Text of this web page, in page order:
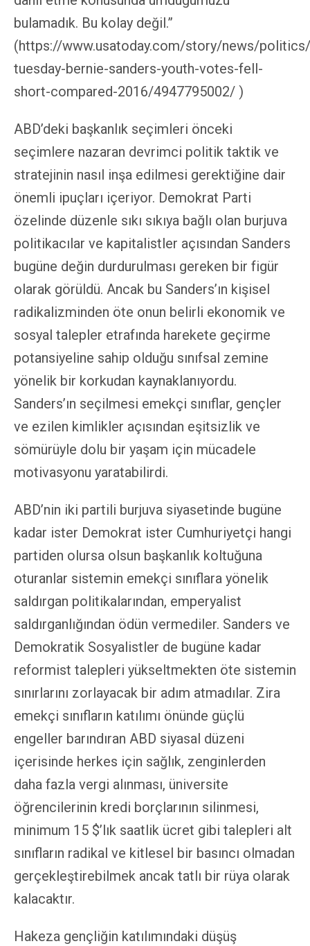
bulamadık. Bu kolay değil.”
(https://www.usatoday.com/story/news/
tuesday-bernie-sanders-youth-votes-fell-
short-compared-2016/4947795002/ )
ABD’deki başkanlık seçimleri önceki
seçimlere nazaran devrimci politik taktik ve
stratejinin nasıl inşa edilmesi gerektiğine dair
önemli ipuçları içeriyor. Demokrat Parti
özelinde düzenle sıkı sıkıya bağlı olan burjuva
politikacılar ve kapitalistler açısından Sanders
bugüne değin durdurulması gereken bir figür
olarak görüldü. Ancak bu Sanders’ın kişisel
radikalizminden öte onun belirli ekonomik ve
sosyal talepler etrafında harekete geçirme
potansiyeline sahip olduğu sınıfsal zemine
yönelik bir korkudan kaynaklanıyordu.
Sanders’ın seçilmesi emekçi sınıflar, gençler
ve ezilen kimlikler açısından eşitsizlik ve
sömürüyle dolu bir yaşam için mücadele
motivasyonu yaratabilirdi.
ABD’nin iki partili burjuva siyasetinde bugüne
kadar ister Demokrat ister Cumhuriyetçi hangi
partiden olursa olsun başkanlık koltuğuna
oturanlar sistemin emekçi sınıflara yönelik
saldırgan politikalarından, emperyalist
saldırganlığından ödün vermediler. Sanders ve
Demokratik Sosyalistler de bugüne kadar
reformist talepleri yükseltmekten öte sistemin
sınırlarını zorlayacak bir adım atmadılar. Zira
emekçi sınıfların katılımı önünde güçlü
engeller barındıran ABD siyasal düzeni
içerisinde herkes için sağlık, zenginlerden
daha fazla vergi alınması, üniversite
öğrencilerinin kredi borçlarının silinmesi,
minimum 15 $’lık saatlik ücret gibi talepleri alt
sınıfların radikal ve kitlesel bir basıncı olmadan
gerçekleştirebilmek ancak tatlı bir rüya olarak
kalacaktır.
Hakeza gençliğin katılımındaki düşüş